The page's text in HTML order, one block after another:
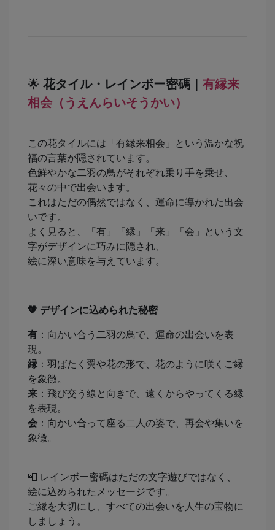
🌟 花タイル・レインボー密碼｜ 有縁来
相会（うえんらいそうかい）
この花タイルには「有縁来相会」という温かな祝
福の言葉が隠されています。
色鮮やかな二羽の鳥がそれぞれ乗り手を乗せ、
花々の中で出会います。
これはただの偶然ではなく、運命に導かれた出会
いです。
よく見ると、「有」「縁」「来」「会」という文
字がデザインに巧みに隠され、
絵に深い意味を与えています。
🧡 デザインに込められた秘密
有 ：向かい合う二羽の鳥で、運命の出会いを表
現。
縁 ：羽ばたく翼や花の形で、花のように咲くご縁
を象徴。
来 ：飛び交う線と向きで、遠くからやってくる縁
を表現。
会 ：向かい合って座る二人の姿で、再会や集いを
象徴。
📮 レインボー密碼はただの文字遊びではなく、
絵に込められたメッセージです。
ご縁を大切にし、すべての出会いを人生の宝物に
しましょう。